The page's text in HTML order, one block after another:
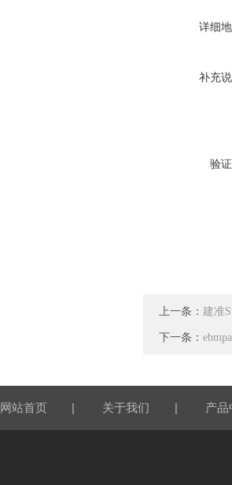
详细
补充
验
上一条： 建准
下一条：
网站首页 | 关于我们 | 产品